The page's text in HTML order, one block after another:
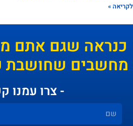
»
שגם אתם
שחושבת
- צרו עמנו